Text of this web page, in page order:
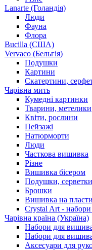
Lanarte (Голандія)
Люди
Фауна
Флора
Bucilla (США)
Vervaco (Бельгія)
Подушки
Картини
Скатертини,
Чарiвна мить
Кумедні картинки
Тварини, метелики
Квіти, рослини
Пейзажі
Натюрморти
Люди
Часткова вишивка
Різне
Вишивка бісером
Подушки, серветки
Брошки
Вишивка на
Crystal Art -
Чарівна країна (Україна)
Набори для
Набори для
Аксесуари для